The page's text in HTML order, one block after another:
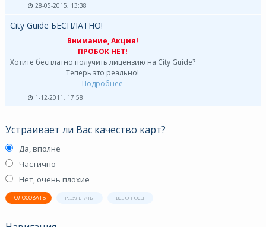
28-05-2015, 13:38
City Guide БЕСПЛАТНО!
Внимание, Акция!
ПРОБОК НЕТ!
Хотите бесплатно получить лицензию на City Guide?
Теперь это реально!
Подробнее
1-12-2011, 17:58
Устраивает ли Вас качество карт?
Да, вполне
Частично
Нет, очень плохие
ГОЛОСОВАТЬ РЕЗУЛЬТАТЫ ВСЕ ОПРОСЫ